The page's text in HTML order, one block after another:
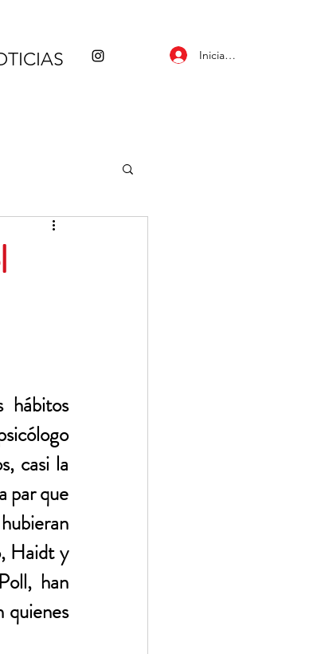
Iniciar sesión
hábitos
casi la
par que
Haidt y
han
quienes